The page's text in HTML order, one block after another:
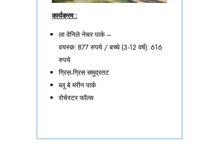
कार्यक्रम :
ला वेनिले नेचर पार्क –
वयस्क: 877 रुपये / बच्चे (3-12 वर्ष): 616
रुपये
ग्रिस-ग्रिस समुद्रतट
ब्लू बे मरीन पार्क
रोचेस्टर फॉल्स